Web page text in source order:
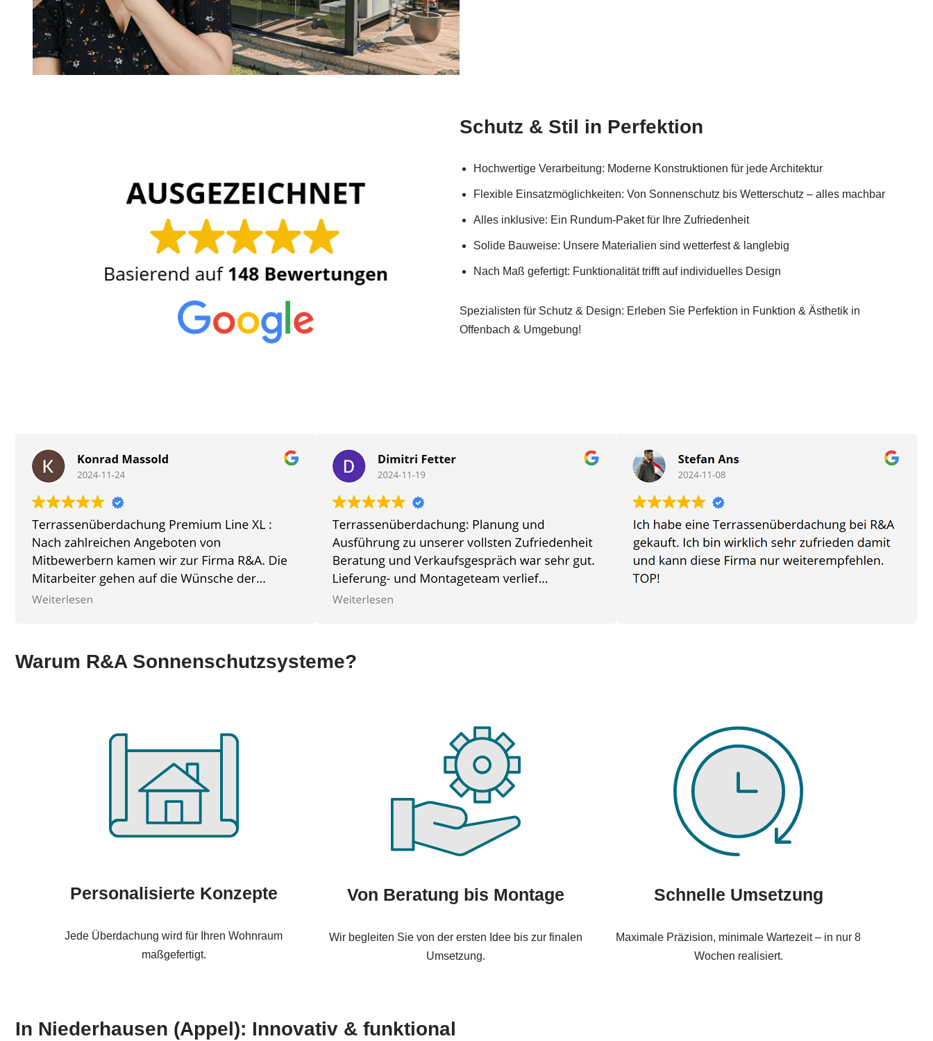
Schutz & Stil in Perfektion
Hochwertige Verarbeitung: Moderne Konstruktionen für jede Architektur
Flexible Einsatzmöglichkeiten: Von Sonnenschutz bis Wetterschutz – alles machbar
Alles inklusive: Ein Rundum-Paket für Ihre Zufriedenheit
Solide Bauweise: Unsere Materialien sind wetterfest & langlebig
Nach Maß gefertigt: Funktionalität trifft auf individuelles Design
Spezialisten für Schutz & Design: Erleben Sie Perfektion in Funktion & Ästhetik in
Offenbach & Umgebung!
Warum R&A Sonnenschutzsysteme?
Personalisierte Konzepte
Jede Überdachung wird für Ihren Wohnraum
maßgefertigt.
Von Beratung bis Montage
Wir begleiten Sie von der ersten Idee bis zur finalen
Umsetzung.
Schnelle Umsetzung
Maximale Präzision, minimale Wartezeit – in nur 8
Wochen realisiert.
In Niederhausen (Appel): Innovativ & funktional